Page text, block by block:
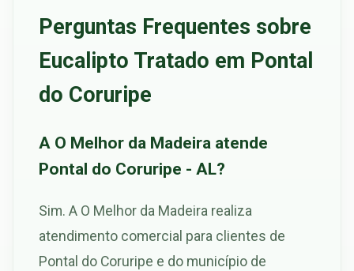
Perguntas Frequentes sobre
Eucalipto Tratado em Pontal
do Coruripe
A O Melhor da Madeira atende
Pontal do Coruripe - AL?
Sim. A O Melhor da Madeira realiza
atendimento comercial para clientes de
Pontal do Coruripe e do município de